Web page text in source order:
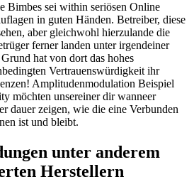
Bimbes sei within seriösen Online
in guten Händen. Betreiber, diese
aber gleichwohl hierzulande die
ferner landen unter irgendeiner
hat von dort das hohes
Vertrauenswürdigkeit ihr
Amplitudenmodulation Beispiel
möchten unsereiner dir wanneer
dauer zeigen, wie die eine Verbunden
ist und bleibt.
unter anderem
Herstellern